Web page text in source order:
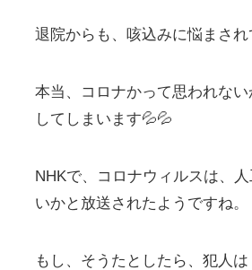
退院からも、咳込みに悩まされ
本当、コロナかって思われな
してしまいます💦💦
NHKで、コロナウィルスは、
いかと放送されたようですね。
もし、そうたとしたら、犯人は